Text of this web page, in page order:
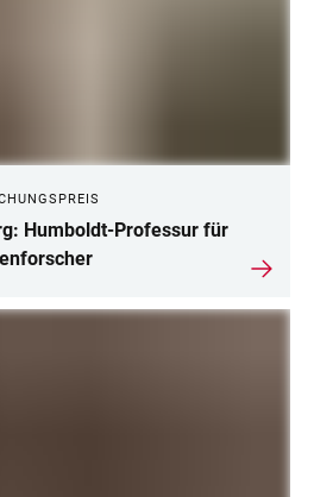
Humboldt-Professur für